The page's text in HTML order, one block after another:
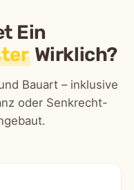
Ein
Wirklich?
Bauart – inklusive
oder Senkrecht-